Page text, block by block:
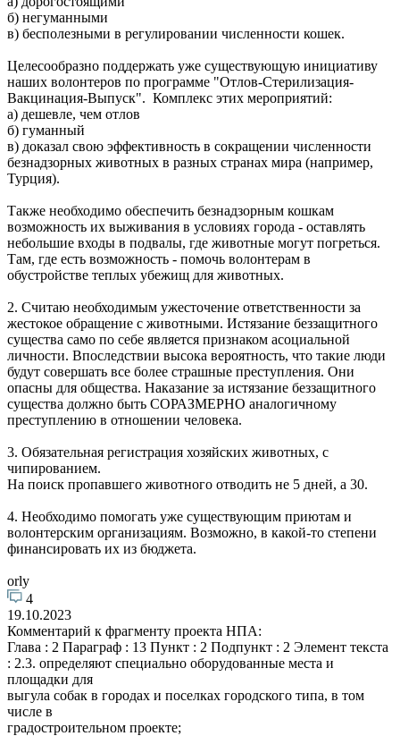
б) негуманными
в) бесполезными в регулировании численности кошек.
Целесообразно поддержать уже существующую инициативу
наших волонтеров по программе "Отлов-Стерилизация-
Вакцинация-Выпуск". Комплекс этих мероприятий:
а) дешевле, чем отлов
б) гуманный
в) доказал свою эффективность в сокращении численности
безнадзорных животных в разных странах мира (например,
Турция).
Также необходимо обеспечить безнадзорным кошкам
возможность их выживания в условиях города - оставлять
небольшие входы в подвалы, где животные могут погреться.
Там, где есть возможность - помочь волонтерам в
обустройстве теплых убежищ для животных.
2. Считаю необходимым ужесточение ответственности за
жестокое обращение с животными. Истязание беззащитного
существа само по себе является признаком асоциальной
личности. Впоследствии высока вероятность, что такие люди
будут совершать все более страшные преступления. Они
опасны для общества. Наказание за истязание беззащитного
существа должно быть СОРАЗМЕРНО аналогичному
преступлению в отношении человека.
3. Обязательная регистрация хозяйских животных, с
чипированием.
На поиск пропавшего животного отводить не 5 дней, а 30.
4. Необходимо помогать уже существующим приютам и
волонтерским организациям. Возможно, в какой-то степени
финансировать их из бюджета.
orly
4
19.10.2023
Комментарий к фрагменту проекта НПА:
Глава : 2 Параграф : 13 Пункт : 2 Подпункт : 2 Элемент текста
: 2.3. определяют специально оборудованные места и
площадки для
выгула собак в городах и поселках городского типа, в том
числе в
градостроительном проекте;